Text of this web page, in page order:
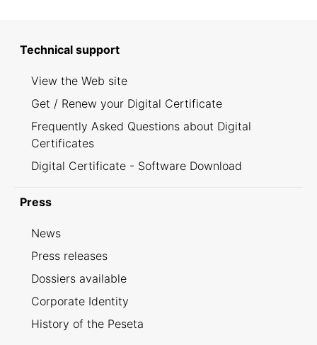
Technical support
View the Web site
Get / Renew your Digital Certificate
Frequently Asked Questions about Digital
Certificates
Digital Certificate - Software Download
Press
News
Press releases
Dossiers available
Corporate Identity
History of the Peseta